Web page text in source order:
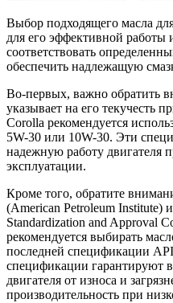
Выбор подходящего масла
для его эффективной
соответствовать
обеспечить надлежащую
Во-первых, важно обратить
указывает на его текучесть
Corolla рекомендуется
5W-30 или 10W-30. Эти
надежную работу двигателя
эксплуатации.
Кроме того, обратите
(American Petroleum Institute)
Standardization and Approval
рекомендуется выбирать
последней спецификации
спецификации гарантируют
двигателя от износа и
производительность при